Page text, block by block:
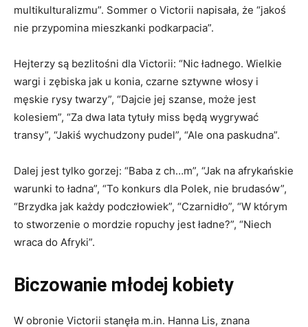
multikulturalizmu”. Sommer o Victorii napisała, że “jakoś
nie przypomina mieszkanki podkarpacia”.
Hejterzy są bezlitośni dla Victorii: “Nic ładnego. Wielkie
wargi i zębiska jak u konia, czarne sztywne włosy i
męskie rysy twarzy”, “Dajcie jej szanse, może jest
kolesiem”, “Za dwa lata tytuły miss będą wygrywać
transy”, “Jakiś wychudzony pudel”, “Ale ona paskudna”.
Dalej jest tylko gorzej: “Baba z ch…m”, “Jak na afrykańskie
warunki to ładna”, “To konkurs dla Polek, nie brudasów”,
“Brzydka jak każdy podczłowiek”, “Czarnidło”, “W którym
to stworzenie o mordzie ropuchy jest ładne?”, “Niech
wraca do Afryki”.
Biczowanie młodej kobiety
W obronie Victorii stanęła m.in. Hanna Lis, znana